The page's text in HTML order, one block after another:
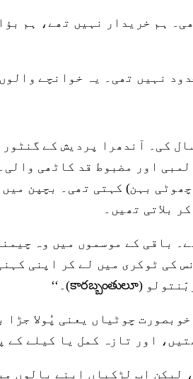
ہم خریدار نہیں تھے، ہم
نہیں تھی۔ یہ خوانچے
۱۹۸۹ کی بات ہے۔ میں بہت چھوٹی تھی، تقریباً
اور مضبوط قد کاٹھی
بہن) کہتی تھی۔ بچپن
بلاتی تھیں۔
باقی کے موسموں میں وہ
چوٹیاں یعنی پُولا جڑا
اور تازہ کمل یا کیلے کے
لیکن اب لڑکیاں اپنے بالوں